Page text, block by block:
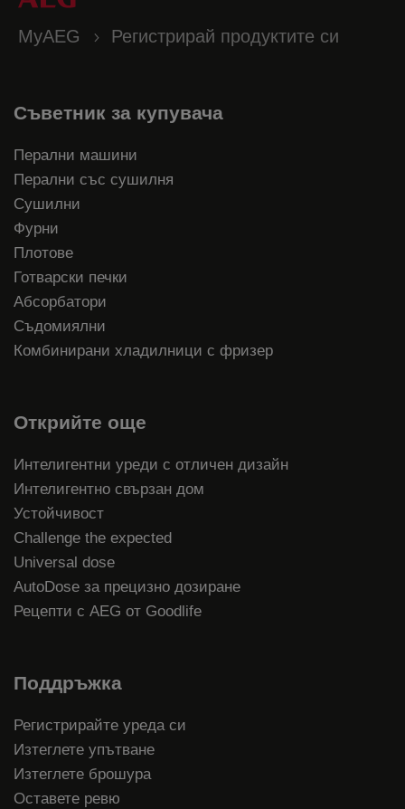
MyAEG Регистрирай продуктите си
Съветник за купувача
Перални машини
Перални със сушилня
Сушилни
Фурни
Плотове
Готварски печки
Абсорбатори
Съдомиялни
Комбинирани хладилници с фризер
Открийте още
Интелигентни уреди с отличен дизайн
Интелигентно свързан дом
Устойчивост
Challenge the expected
Universal dose
AutoDose за прецизно дозиране
Рецепти с AEG от Goodlife
Поддръжка
Регистрирайте уреда си
Изтеглете упътване
Изтеглете брошура
Оставете ревю